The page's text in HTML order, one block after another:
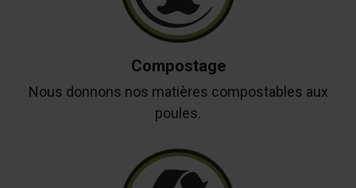
Compostage
Nous donnons nos matières compostables aux
poules.